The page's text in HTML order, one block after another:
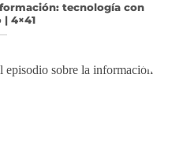
tecnología con
4×41